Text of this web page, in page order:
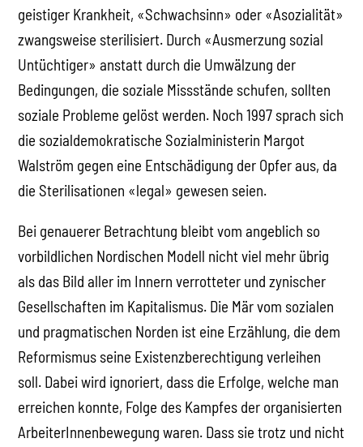
geistiger Krankheit, «Schwachsinn» oder «Asozialität»
zwangsweise sterilisiert. Durch «Ausmerzung sozial
Untüchtiger» anstatt durch die Umwälzung der
Bedingungen, die soziale Missstände schufen, sollten
soziale Probleme gelöst werden. Noch 1997 sprach sich
die sozialdemokratische Sozialministerin Margot
Walström gegen eine Entschädigung der Opfer aus, da
die Sterilisationen «legal» gewesen seien.
Bei genauerer Betrachtung bleibt vom angeblich so
vorbildlichen Nordischen Modell nicht viel mehr übrig
als das Bild aller im Innern verrotteter und zynischer
Gesellschaften im Kapitalismus. Die Mär vom sozialen
und pragmatischen Norden ist eine Erzählung, die dem
Reformismus seine Existenzberechtigung verleihen
soll. Dabei wird ignoriert, dass die Erfolge, welche man
erreichen konnte, Folge des Kampfes der organisierten
ArbeiterInnenbewegung waren. Dass sie trotz und nicht